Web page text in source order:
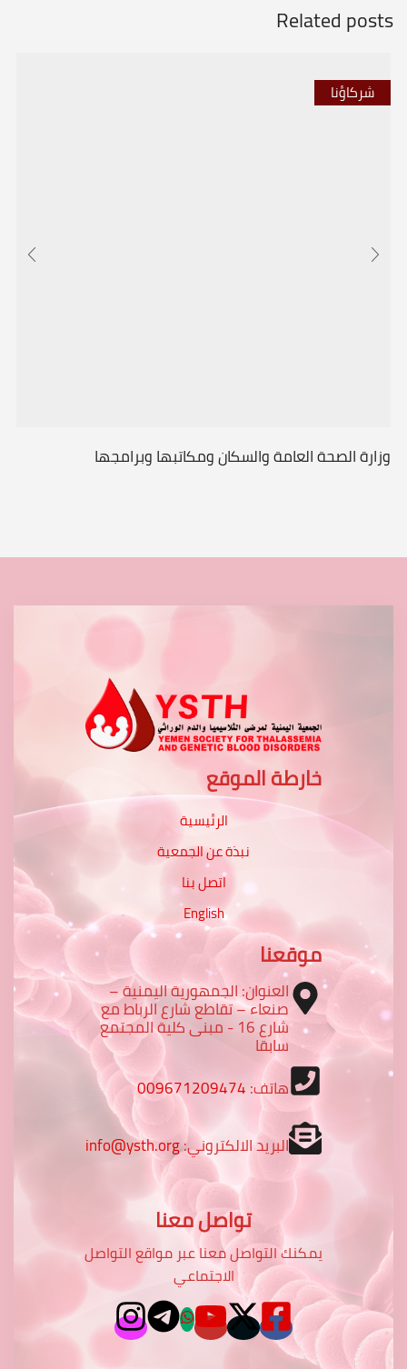
Related posts
شركاؤنا
وزارة الصحة العامة والسكان ومكاتبها وبرامجها
خارطة الموقع
الرئيسية
نبذة عن الجمعية
اتصل بنا
English
موقعنا
العنوان: الجمهورية اليمنية –
صنعاء – تقاطع شارع الرباط مع
شارع 16 - مبنى كلية المجتمع
سابقا
هاتف:009671209474
البريد الالكتروني:info@ysth.org
تواصل معنا
يمكنك التواصل معنا عبر مواقع التواصل
الاجتماعي